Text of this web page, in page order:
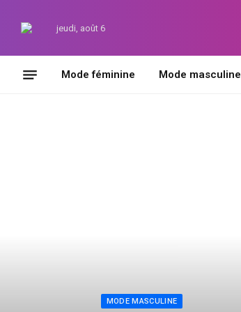
jeudi, août 6
Mode féminine Mode masculine
MODE MASCULINE